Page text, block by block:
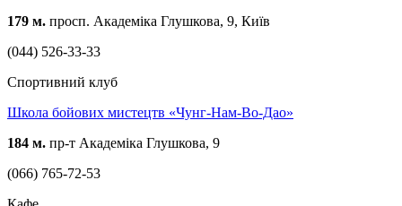
179 м. просп. Академіка Глушкова, 9, Київ
(044) 526-33-33
Спортивний клуб
Школа бойових мистецтв «Чунг-Нам-Во-Дао»
184 м. пр-т Академіка Глушкова, 9
(066) 765-72-53